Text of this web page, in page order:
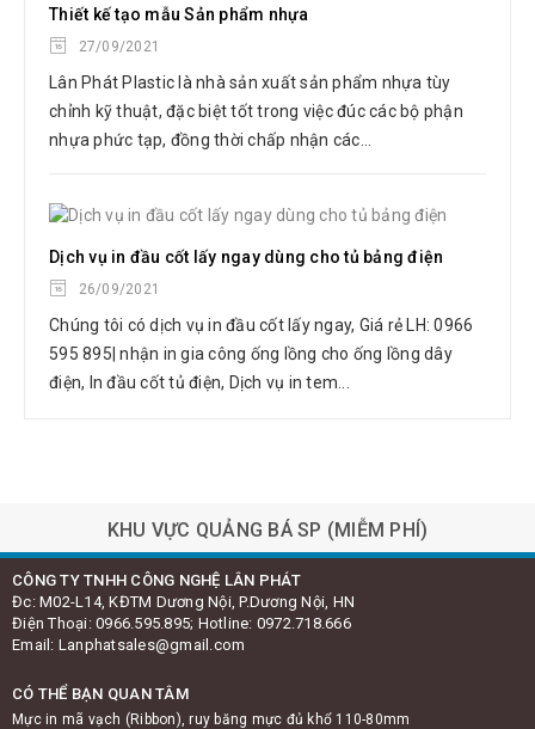
Thiết kế tạo mẫu Sản phẩm nhựa
27/09/2021
Lân Phát Plastic là nhà sản xuất sản phẩm nhựa tùy
chỉnh kỹ thuật, đặc biệt tốt trong việc đúc các bộ phận
nhựa phức tạp, đồng thời chấp nhận các...
Dịch vụ in đầu cốt lấy ngay dùng cho tủ bảng điện
26/09/2021
Chúng tôi có dịch vụ in đầu cốt lấy ngay, Giá rẻ LH: 0966
595 895| nhận in gia công ống lồng cho ống lồng dây
điện, In đầu cốt tủ điện, Dịch vụ in tem...
KHU VỰC QUẢNG BÁ SP (MIỄM PHÍ)
Hộp nhựa Uboot đại diện Max Japan
CÔNG TY TNHH CÔNG NGHỆ LÂN PHÁT
Đc: M02-L14, KĐTM Dương Nội, P.Dương Nội, HN
Điện Thoại: 0966.595.895; Hotline: 0972.718.666
Email: Lanphatsales@gmail.com
CÓ THỂ BẠN QUAN TÂM
Mực in mã vạch (Ribbon), ruy băng mực đủ khổ 110-80mm